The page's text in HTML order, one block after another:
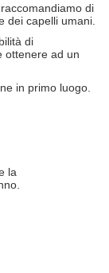
di
dei capelli umani.
di
ottenere ad un
in primo luogo.
la